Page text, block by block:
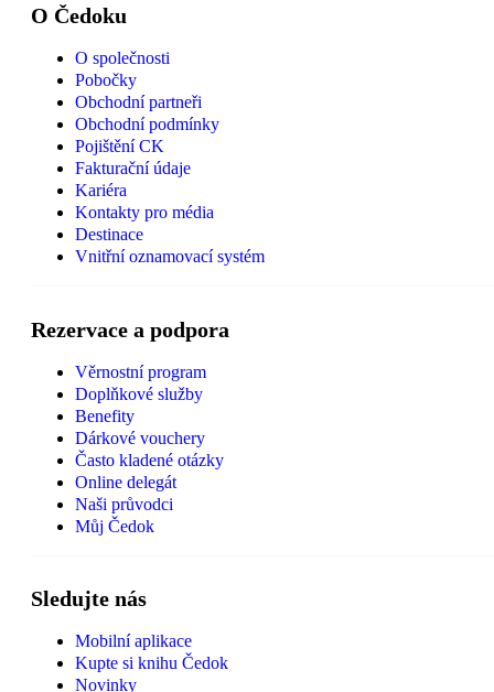
O Čedoku
O společnosti
Pobočky
Obchodní partneři
Obchodní podmínky
Pojištění CK
Fakturační údaje
Kariéra
Kontakty pro média
Destinace
Vnitřní oznamovací systém
Rezervace a podpora
Věrnostní program
Doplňkové služby
Benefity
Dárkové vouchery
Často kladené otázky
Online delegát
Naši průvodci
Můj Čedok
Sledujte nás
Mobilní aplikace
Kupte si knihu Čedok
Novinky